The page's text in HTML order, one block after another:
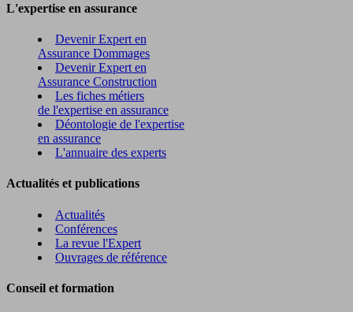
L'expertise en assurance
Devenir Expert en
Assurance Dommages
Devenir Expert en
Assurance Construction
Les fiches métiers
de l'expertise en assurance
Déontologie de l'expertise
en assurance
L'annuaire des experts
Actualités et publications
Actualités
Conférences
La revue l'Expert
Ouvrages de référence
Conseil et formation